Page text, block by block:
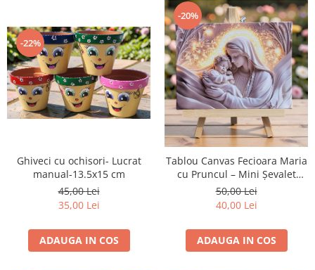
-22%
Ghiveci cu ochisori- Lucrat
manual-13.5x15 cm
45,00 Lei
35,00 Lei
ADAUGA IN COS
-20%
Tablou Canvas Fecioara Maria
cu Pruncul – Mini Șevalet
Inclus
50,00 Lei
40,00 Lei
ADAUGA IN COS